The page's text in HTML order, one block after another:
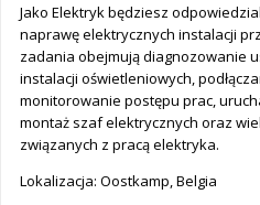
Jako Elektryk będziesz
naprawę elektrycznych instalacji
zadania obejmują diagnozowanie
instalacji oświetleniowych,
monitorowanie postępu prac,
montaż szaf elektrycznych oraz
związanych z pracą elektryka.
Lokalizacja: Oostkamp, Belgia